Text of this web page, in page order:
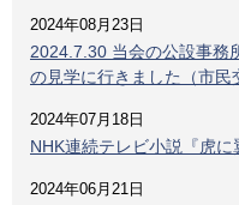
2024年08月23日
2024.7.30 当会の公設事務
の見学に行きました（市民
2024年07月18日
NHK連続テレビ小説『虎に
2024年06月21日